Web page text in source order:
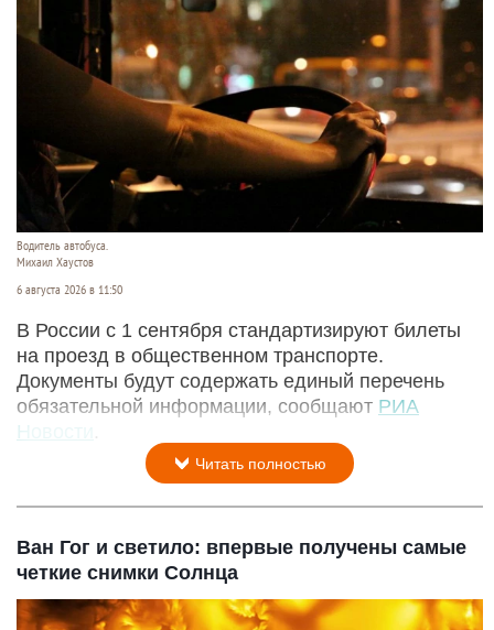
Водитель автобуса.
Михаил Хаустов
6 августа 2026 в 11:50
В России с 1 сентября стандартизируют билеты
на проезд в общественном транспорте.
Документы будут содержать единый перечень
обязательной информации, сообщают РИА
Новости
Читать полностью
Ван Гог и светило: впервые получены самые
четкие снимки Солнца